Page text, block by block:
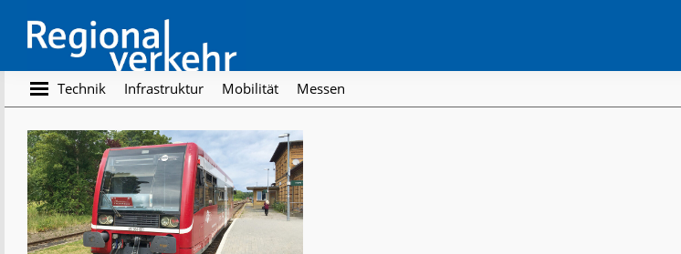
main
content
footer
Regionalverkehr
Die
Fachzeitschrift
den
Öffentlichen
Personennahverkehr
Technik Infrastruktur Mobilität Messen